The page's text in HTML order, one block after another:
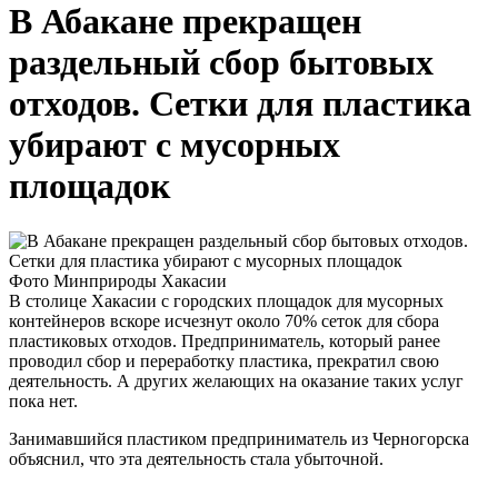
В Абакане прекращен
раздельный сбор бытовых
отходов. Сетки для пластика
убирают с мусорных
площадок
Фото Минприроды Хакасии
В столице Хакасии с городских площадок для мусорных
контейнеров вскоре исчезнут около 70% сеток для сбора
пластиковых отходов. Предприниматель, который ранее
проводил сбор и переработку пластика, прекратил свою
деятельность. А других желающих на оказание таких услуг
пока нет.
Занимавшийся пластиком предприниматель из Черногорска
объяснил, что эта деятельность стала убыточной.